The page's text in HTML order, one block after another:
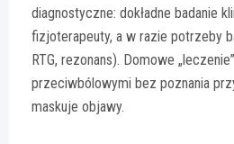
diagnostyczne: dokładne badanie
fizjoterapeuty, a w razie potrzeby
RTG, rezonans). Domowe
przeciwbólowymi bez poznania
maskuje objawy.